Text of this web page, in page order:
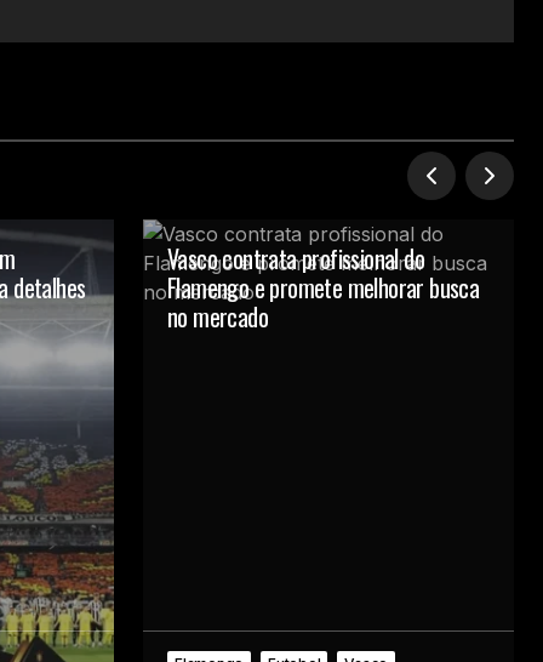
detalhes
Vasco contrata profissional do
Flamengo e promete melhorar busca
no mercado